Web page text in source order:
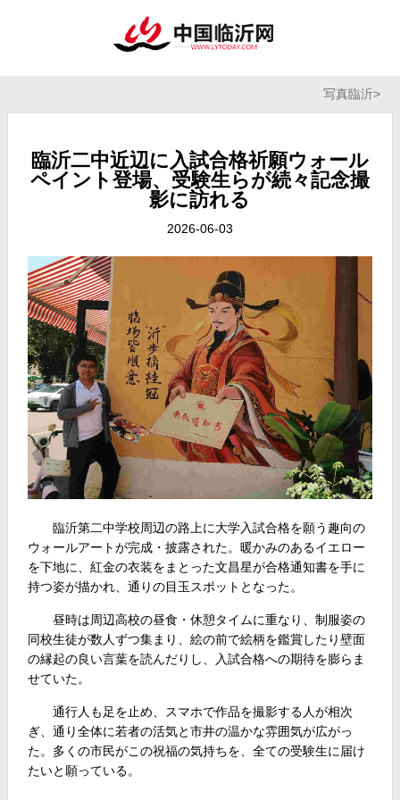
写真臨沂>
臨沂二中近辺に入試合格祈願ウォール
ペイント登場、受験生らが続々記念撮
影に訪れる
2026-06-03
臨沂第二中学校周辺の路上に大学入試合格を願う趣向の
ウォールアートが完成・披露された。暖かみのあるイエロー
を下地に、紅金の衣装をまとった文昌星が合格通知書を手に
持つ姿が描かれ、通りの目玉スポットとなった。
昼時は周辺高校の昼食・休憩タイムに重なり、制服姿の
同校生徒が数人ずつ集まり、絵の前で絵柄を鑑賞したり壁面
の縁起の良い言葉を読んだりし、入試合格への期待を膨らま
せていた。
通行人も足を止め、スマホで作品を撮影する人が相次
ぎ、通り全体に若者の活気と市井の温かな雰囲気が広がっ
た。多くの市民がこの祝福の気持ちを、全ての受験生に届け
たいと願っている。